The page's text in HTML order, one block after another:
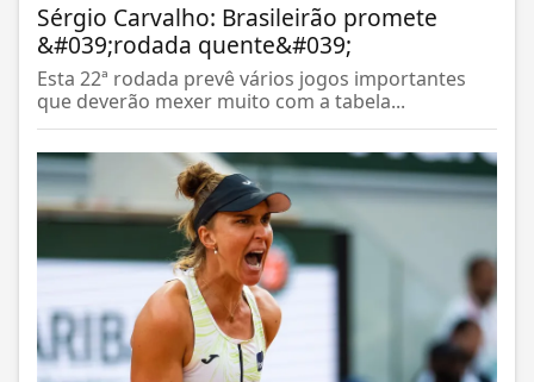
Sérgio Carvalho: Brasileirão promete
&#039;rodada quente&#039;
Esta 22ª rodada prevê vários jogos importantes
que deverão mexer muito com a tabela...